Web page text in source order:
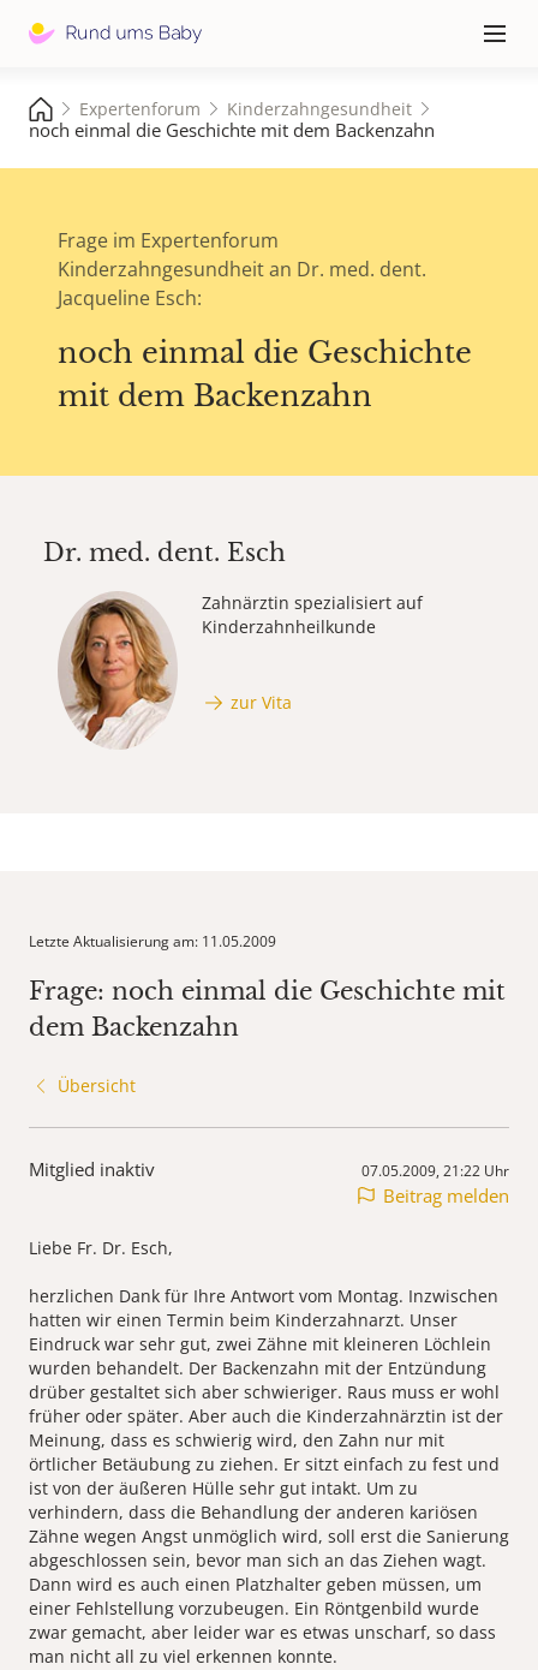
≡
Expertenforum Kinderzahngesundheit
noch einmal die Geschichte mit dem Backenzahn
Frage im Expertenforum
Kinderzahngesundheit an Dr. med. dent.
Jacqueline Esch:
noch einmal die Geschichte
mit dem Backenzahn
Dr. med. dent. Esch
Zahnärztin spezialisiert auf
Kinderzahnheilkunde
zur Vita
Letzte Aktualisierung am: 11.05.2009
Frage: noch einmal die Geschichte mit
dem Backenzahn
Übersicht
Mitglied inaktiv 07.05.2009, 21:22 Uhr
Beitrag melden
Liebe Fr. Dr. Esch,
herzlichen Dank für Ihre Antwort vom Montag. Inzwischen
hatten wir einen Termin beim Kinderzahnarzt. Unser
Eindruck war sehr gut, zwei Zähne mit kleineren Löchlein
wurden behandelt. Der Backenzahn mit der Entzündung
drüber gestaltet sich aber schwieriger. Raus muss er wohl
früher oder später. Aber auch die Kinderzahnärztin ist der
Meinung, dass es schwierig wird, den Zahn nur mit
örtlicher Betäubung zu ziehen. Er sitzt einfach zu fest und
ist von der äußeren Hülle sehr gut intakt. Um zu
verhindern, dass die Behandlung der anderen kariösen
Zähne wegen Angst unmöglich wird, soll erst die Sanierung
abgeschlossen sein, bevor man sich an das Ziehen wagt.
Dann wird es auch einen Platzhalter geben müssen, um
einer Fehlstellung vorzubeugen. Ein Röntgenbild wurde
zwar gemacht, aber leider war es etwas unscharf, so dass
man nicht all zu viel erkennen konnte.